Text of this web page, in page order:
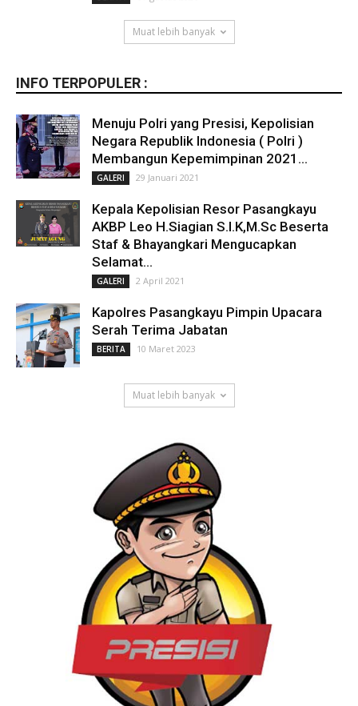
Muat lebih banyak
INFO TERPOPULER :
Menuju Polri yang Presisi, Kepolisian
Negara Republik Indonesia ( Polri )
Membangun Kepemimpinan 2021...
GALERI 29 Januari 2021
Kepala Kepolisian Resor Pasangkayu
AKBP Leo H.Siagian S.I.K,M.Sc Beserta
Staf & Bhayangkari Mengucapkan
Selamat...
GALERI 2 April 2021
Kapolres Pasangkayu Pimpin Upacara
Serah Terima Jabatan
BERITA 10 Maret 2023
Muat lebih banyak